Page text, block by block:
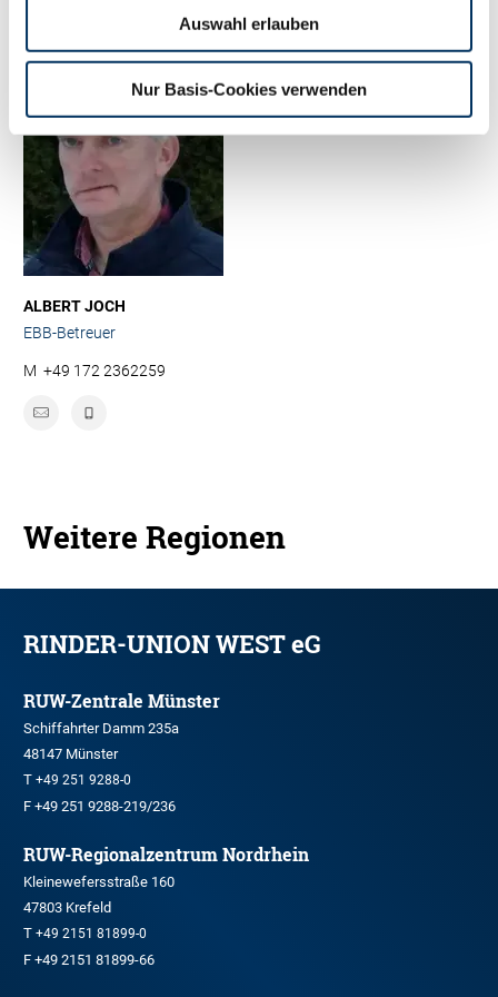
Auswahl erlauben
Nur Basis-Cookies verwenden
ALBERT JOCH
EBB-Betreuer
M +49 172 2362259
Weitere Regionen
RINDER-UNION WEST eG
RUW-Zentrale Münster
Schiffahrter Damm 235a
48147 Münster
T +49 251 9288-0
F +49 251 9288-219/236
RUW-Regionalzentrum Nordrhein
Kleinewefersstraße 160
47803 Krefeld
T +49 2151 81899-0
F +49 2151 81899-66